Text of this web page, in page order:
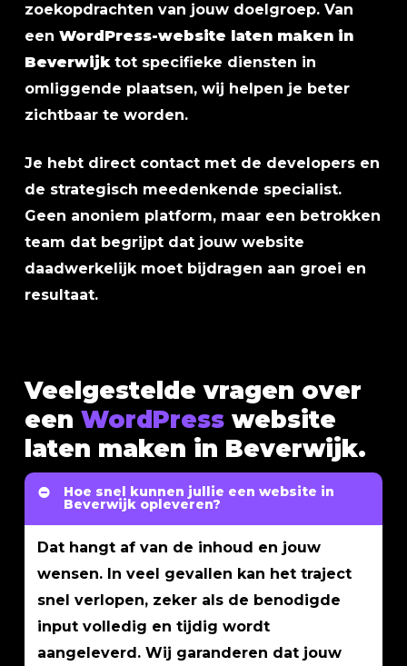
zoekopdrachten van jouw doelgroep. Van
een WordPress-website laten maken in
Beverwijktot specifieke diensten in
omliggende plaatsen, wij helpen je beter
zichtbaar te worden.
Je hebt direct contact met de developers en
de strategisch meedenkende specialist.
Geen anoniem platform, maar een betrokken
team dat begrijpt dat jouw website
daadwerkelijk moet bijdragen aan groei en
resultaat.
Veelgestelde vragen over
een WordPresswebsite
laten maken in Beverwijk.
Hoe snel kunnen jullie een website in
Beverwijk opleveren?
Dat hangt af van de inhoud en jouw
wensen. In veel gevallen kan het traject
snel verlopen, zeker als de benodigde
input volledig en tijdig wordt
aangeleverd. Wij garanderen dat jouw